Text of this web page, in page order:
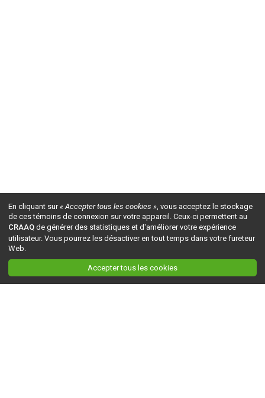
En cliquant sur« Accepter tous les cookies », vous acceptez le stockage
de ces témoins de connexion sur votre appareil. Ceux-ci permettent au
CRAAQ de générer des statistiques et d'améliorer votre expérience
utilisateur. Vous pourrez les désactiver en tout temps dans votre fureteur
Web.
Accepter tous les cookies